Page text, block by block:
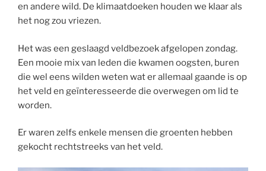
en andere wild. De klimaatdoeken houden we klaar als
het nog zou vriezen.
Het was een geslaagd veldbezoek afgelopen zondag.
Een mooie mix van leden die kwamen oogsten, buren
die wel eens wilden weten wat er allemaal gaande is op
het veld en geïnteresseerde die overwegen om lid te
worden.
Er waren zelfs enkele mensen die groenten hebben
gekocht rechtstreeks van het veld.